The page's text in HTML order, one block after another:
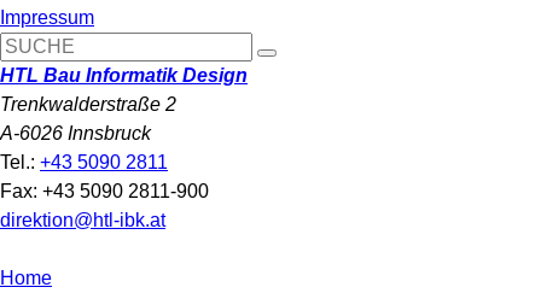
Impressum
HTL Bau Informatik Design
Trenkwalderstraße 2
A-6026 Innsbruck
Tel.: +43 5090 2811
Fax: +43 5090 2811-900
direktion@htl-ibk.at
Home